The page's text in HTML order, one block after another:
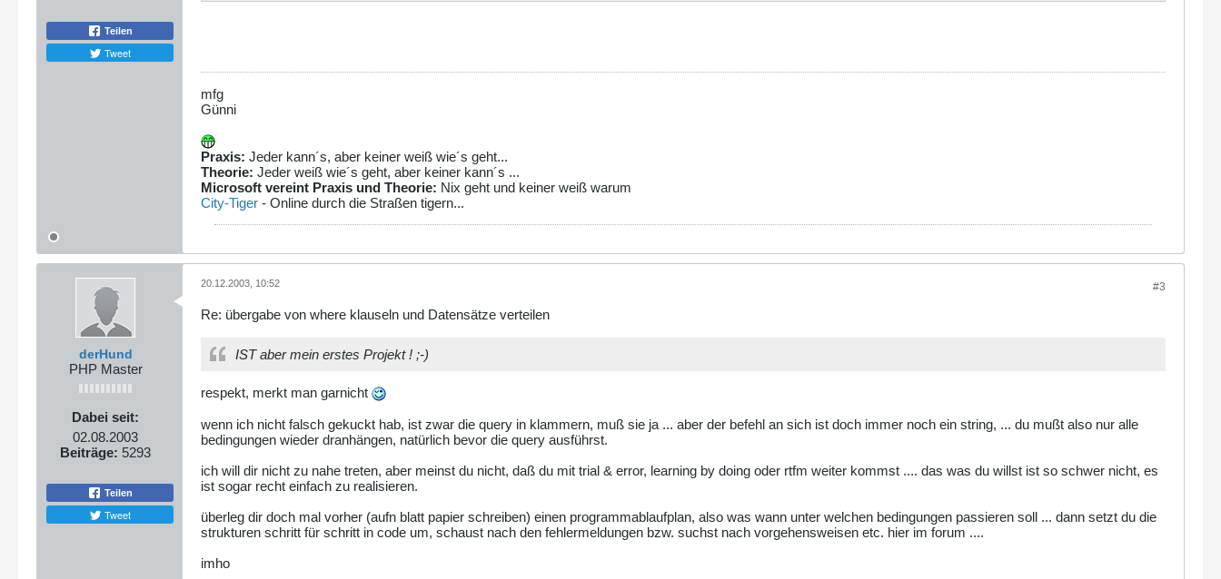
Teilen
Tweet
mfg
Günni
Praxis: Jeder kann´s, aber keiner weiß wie´s geht...
Theorie: Jeder weiß wie´s geht, aber keiner kann´s ...
Microsoft vereint Praxis und Theorie: Nix geht und keiner weiß warum
City-Tiger - Online durch die Straßen tigern...
derHund
PHP Master
Dabei seit:
02.08.2003
Beiträge: 5293
Teilen
Tweet
#3
20.12.2003, 10:52
Re: übergabe von where klauseln und Datensätze verteilen
IST aber mein erstes Projekt ! ;-)
respekt, merkt man garnicht
wenn ich nicht falsch gekuckt hab, ist zwar die query in klammern, muß sie ja ... aber der befehl an sich ist doch immer noch ein string, ... du mußt also nur alle
bedingungen wieder dranhängen, natürlich bevor die query ausführst.
ich will dir nicht zu nahe treten, aber meinst du nicht, daß du mit trial & error, learning by doing oder rtfm weiter kommst .... das was du willst ist so schwer nicht, es
ist sogar recht einfach zu realisieren.
überleg dir doch mal vorher (aufn blatt papier schreiben) einen programmablaufplan, also was wann unter welchen bedingungen passieren soll ... dann setzt du die
strukturen schritt für schritt in code um, schaust nach den fehlermeldungen bzw. suchst nach vorgehensweisen etc. hier im forum ....
imho